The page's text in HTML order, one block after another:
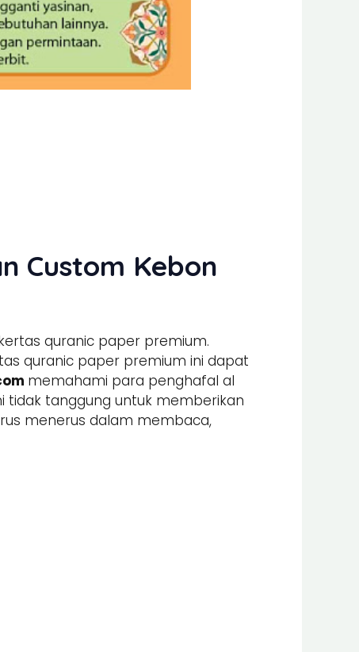
Custom Kebon
quranic paper premium.
quranic paper premium ini dapat
memahami para penghafal al
tidak tanggung untuk memberikan
menerus dalam membaca,